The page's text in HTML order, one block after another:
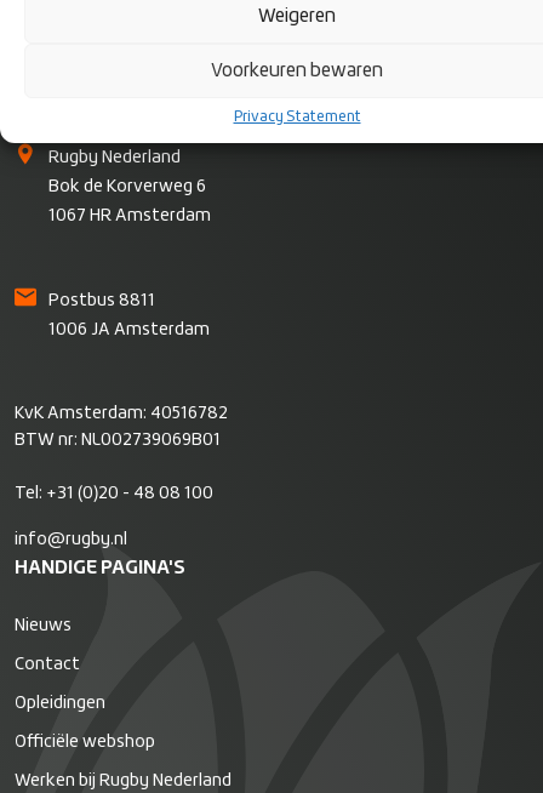
Weigeren
Voorkeuren bewaren
Privacy Statement
Rugby Nederland
Bok de Korverweg 6
1067 HR Amsterdam
Postbus 8811
1006 JA Amsterdam
KvK Amsterdam: 40516782
BTW nr: NL002739069B01
Tel: +31 (0)20 - 48 08 100
info@rugby.nl
HANDIGE PAGINA'S
Nieuws
Contact
Opleidingen
Officiële webshop
Werken bij Rugby Nederland